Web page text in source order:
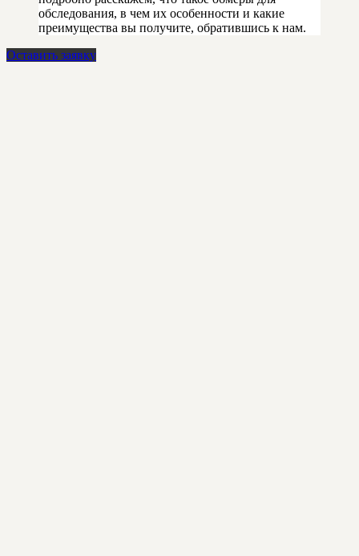
обследования, в чем их особенности и какие
преимущества вы получите, обратившись к нам.
Оставить заявку